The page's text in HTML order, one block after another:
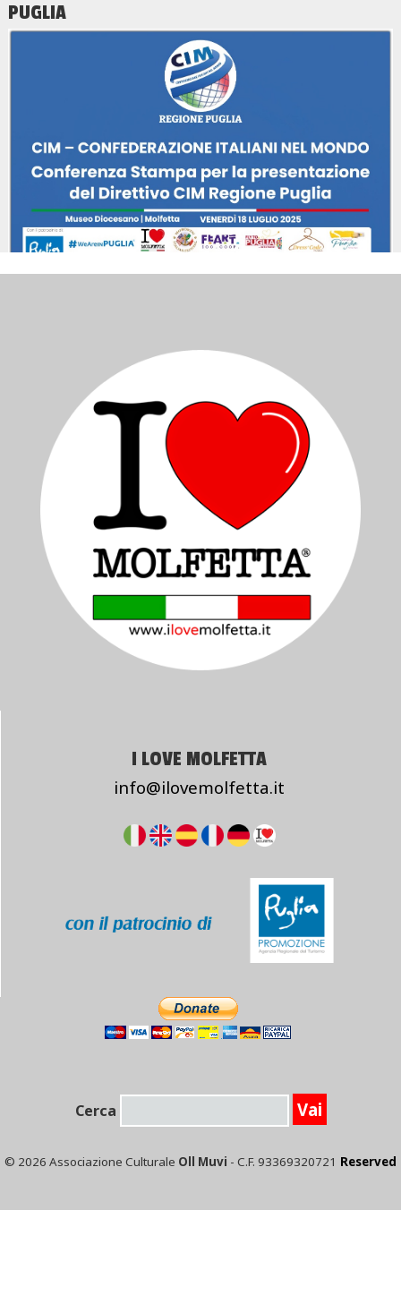
PUGLIA
I LOVE MOLFETTA
info@ilovemolfetta.it
Cerca
© 2026 Associazione Culturale Oll Muvi - C.F. 93369320721 Reserved